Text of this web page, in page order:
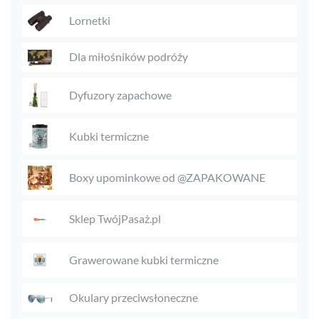
Lornetki
Dla miłośników podróży
Dyfuzory zapachowe
Kubki termiczne
Boxy upominkowe od @ZAPAKOWANE
Sklep TwójPasaż.pl
Grawerowane kubki termiczne
Okulary przeciwsłoneczne